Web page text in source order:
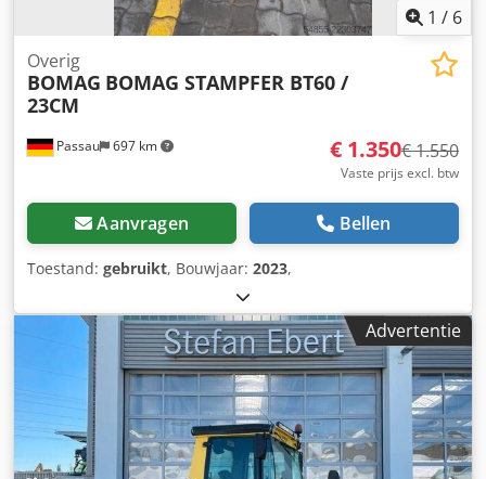
1 / 6
Passau 697 km
Overig
BOMAG BOMAG STAMPFER BT60 /
23CM
€ 1.350€ 1.550
Vaste prijs excl. btw
Aanvragen Bellen
Toestand: gebruikt, Bouwjaar: 2023,
Advertentie